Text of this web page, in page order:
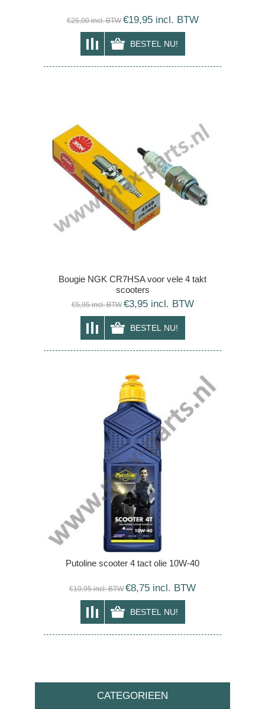
€25,00 incl. BTW €19,95 incl. BTW
Bougie NGK CR7HSA voor vele 4 takt
scooters
€5,95 incl. BTW €3,95 incl. BTW
Putoline scooter 4 tact olie 10W-40
€10,95 incl. BTW €8,75 incl. BTW
CATEGORIEEN